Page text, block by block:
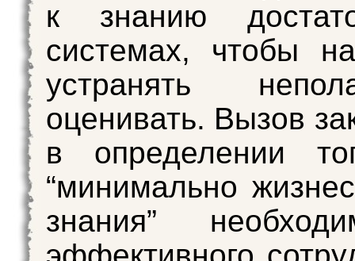
к знанию
системах, чтобы
устранять
оценивать. Вызов
в определении
“минимально
знания”